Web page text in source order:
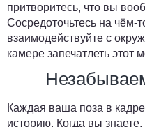
притворитесь, что вы
Сосредоточьтесь на чём-
взаимодействуйте с
камере запечатлеть этот
Каждая ваша поза в
историю. Когда вы